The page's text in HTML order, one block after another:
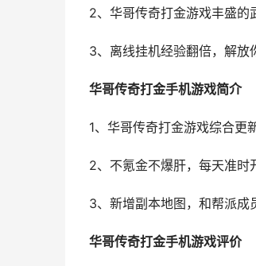
2、华哥传奇打金游戏丰盛的
3、离线挂机经验翻倍，解放
华哥传奇打金手机游戏简介
1、华哥传奇打金游戏综合更
2、不氪金不爆肝，每天准时
3、新增副本地图，和帮派成
华哥传奇打金手机游戏评价